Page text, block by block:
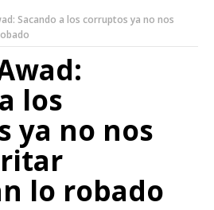
Sacando a los corruptos ya no nos
los
ya no nos
lo robado